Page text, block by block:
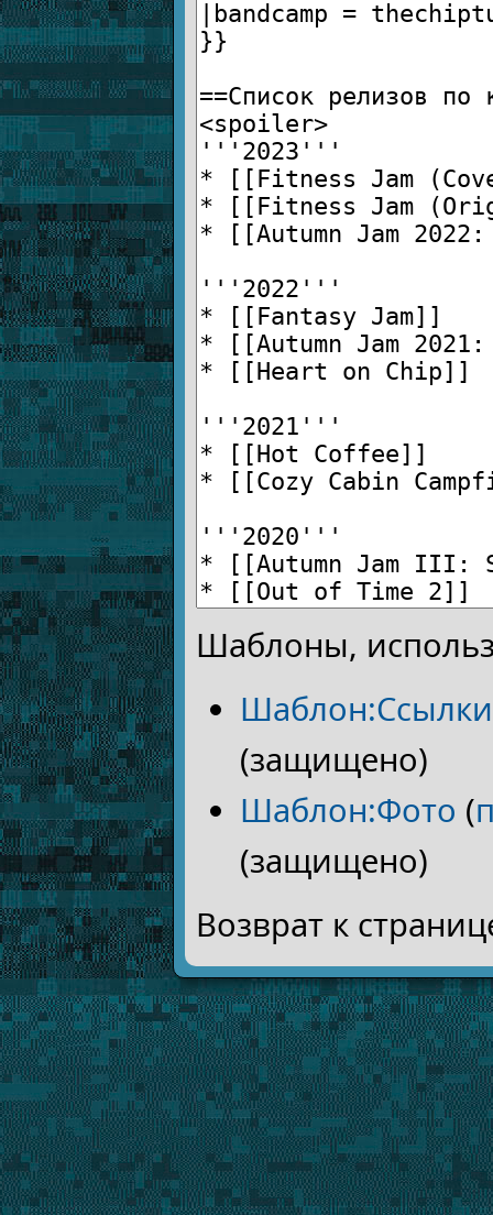
Шаблоны,
Шаблон:Ссылки
(защищено)
Шаблон:Фото (
(защищено)
Возврат к